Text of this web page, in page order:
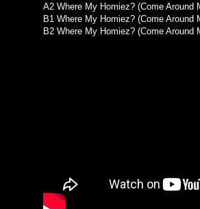
A2 Where My Homiez? (Come Around
B1 Where My Homiez? (Come
B2 Where My Homiez? (Come Around